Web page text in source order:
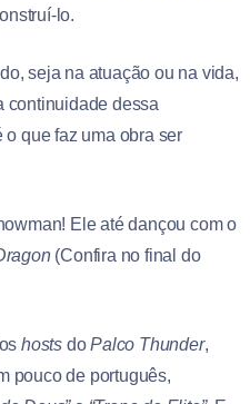
lo.
seja na atuação ou na vida,
continuidade dessa
o que faz uma obra ser
Ele até dançou com o
(Confira no final do
hosts doPalco Thunder,
pouco de português,